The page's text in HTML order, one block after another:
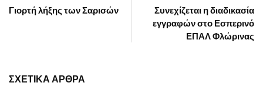
Συνεχίζεται η διαδικασία
εγγραφών στο Εσπερινό
ΕΠΑΛ Φλώρινας
Γιορτή λήξης των Σαρισών
ΣΧΕΤΙΚΑ ΑΡΘΡΑ